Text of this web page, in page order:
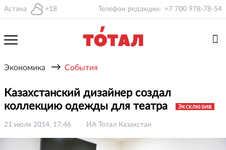
Астана +18 Телефон редакции: +7 700 978-78-54
Экономика → События
Казахстанский дизайнер создал
коллекцию одежды для театра
Эксклюзив
21 июля 2014, 17:46 ИА Тотал Казахстан